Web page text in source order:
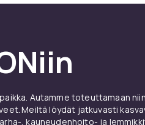
Autamme toteuttamaan
Meiltä löydät jatkuvasti
, kauneudenhoito- ja